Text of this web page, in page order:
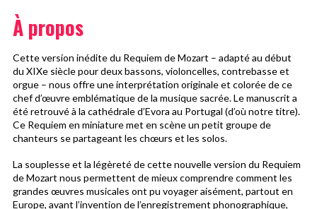
À propos
Cette version inédite du Requiem de Mozart – adapté au début
du XIXe siècle pour deux bassons, violoncelles, contrebasse et
orgue – nous offre une interprétation originale et colorée de ce
chef d’œuvre emblématique de la musique sacrée. Le manuscrit a
été retrouvé à la cathédrale d’Evora au Portugal (d’où notre titre).
Ce Requiem en miniature met en scène un petit groupe de
chanteurs se partageant les chœurs et les solos.
La souplesse et la légèreté de cette nouvelle version du Requiem
de Mozart nous permettent de mieux comprendre comment les
grandes œuvres musicales ont pu voyager aisément, partout en
Europe, avant l’invention de l’enregistrement phonographique,